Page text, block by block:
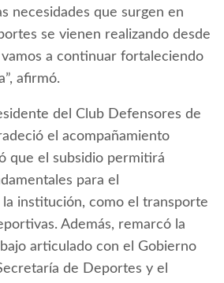
necesidades que surgen en
se vienen realizando desde
vamos a continuar fortaleciendo
afirmó.
del Club Defensores de
el acompañamiento
que el subsidio permitirá
para el
institución, como el transporte
Además, remarcó la
articulado con el Gobierno
de Deportes y el